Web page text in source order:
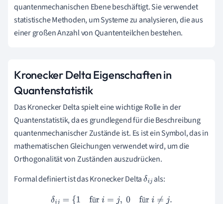
quantenmechanischen Ebene beschäftigt. Sie verwendet
statistische Methoden, um Systeme zu analysieren, die aus
einer großen Anzahl von Quantenteilchen bestehen.
Kronecker Delta Eigenschaften in
Quantenstatistik
Das Kronecker Delta spielt eine wichtige Rolle in der
Quantenstatistik, da es grundlegend für die Beschreibung
quantenmechanischer Zustände ist. Es ist ein Symbol, das in
mathematischen Gleichungen verwendet wird, um die
Orthogonalität von Zuständen auszudrücken.
Formal definiert ist das Kronecker Deltaδij als:
ü ü
δ ={1füri= j,0 für ≠j.